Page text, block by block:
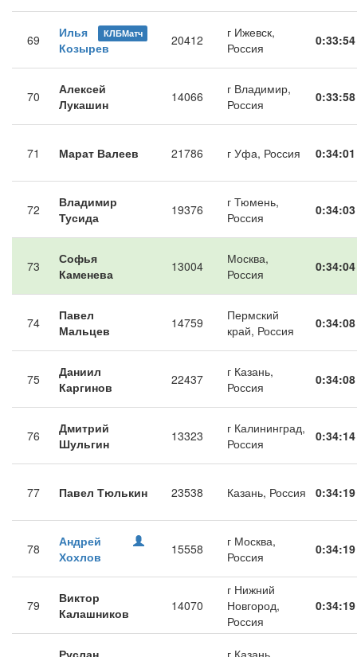
69 КЛБМатч
Илья
Козырев
20412
г Ижевск,
Россия
0:33:54
70
Алексей
Лукашин
14066
г Владимир,
Россия
0:33:58
71 Марат Валеев 21786 г Уфа, Россия 0:34:01
72
Владимир
Тусида
19376
г Тюмень,
Россия
0:34:03
73
Софья
Каменева
13004
Москва,
Россия
0:34:04
74
Павел
Мальцев
14759
Пермский
край, Россия
0:34:08
75
Даниил
Каргинов
22437
г Казань,
Россия
0:34:08
76
Дмитрий
Шульгин
13323
г Калининград,
Россия
0:34:14
77 Павел Тюлькин 23538 Казань, Россия 0:34:19
78
Андрей
Хохлов
15558
г Москва,
Россия
0:34:19
79
Виктор
Калашников
14070
г Нижний
Новгород,
Россия
0:34:19
Руслан г Казань,